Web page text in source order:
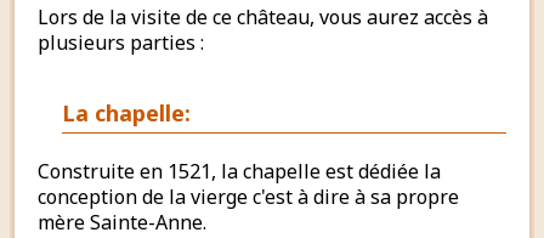
Lors de la visite de ce château, vous aurez accès à
plusieurs parties :
La chapelle:
Construite en 1521, la chapelle est dédiée la
conception de la vierge c'est à dire à sa propre
mère Sainte-Anne.